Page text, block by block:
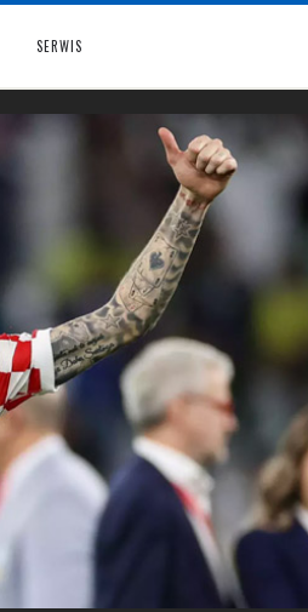
SERWIS